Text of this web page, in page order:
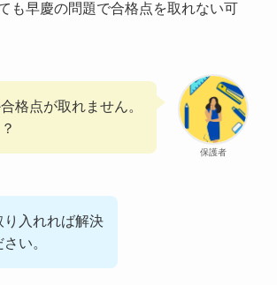
も早慶の問題で合格点を取れない可
保護者
格点が取れません。
り入れれば解決
い。